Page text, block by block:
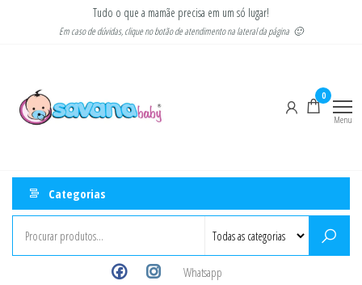
Tudo o que a mamãe precisa em um só lugar!
Em caso de dúvidas, clique no botão de atendimento na lateral da página 🙂
0
Menu
Categorias
Whatsapp